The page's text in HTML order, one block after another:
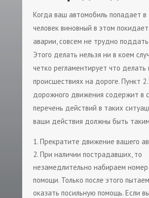
Когда ваш автомобиль попадает
человек виновный в этом
аварии, совсем не трудно
Этого делать нельзя ни в коем
четко регламентирует что делать
происшествиях на дороге. Пункт
дорожного движения содержит в
перечень действий в таких
ваши действия должны быть
Прекратите движение вашего
При наличии пострадавших, то
незамедлительно набираем номер
помощи. Только после этого
оказать посильную помощь. Если